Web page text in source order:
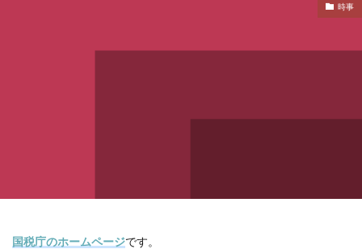
時事
国税庁のホームページです。